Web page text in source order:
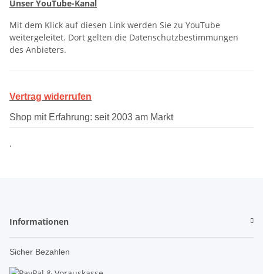
Unser YouTube-Kanal
Mit dem Klick auf diesen Link werden Sie zu YouTube
weitergeleitet. Dort gelten die Datenschutzbestimmungen
des Anbieters.
Vertrag widerrufen
Shop mit Erfahrung: seit 2003 am Markt
.
Informationen
Sicher Bezahlen